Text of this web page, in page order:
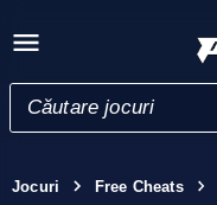
Jocuri Free Cheats